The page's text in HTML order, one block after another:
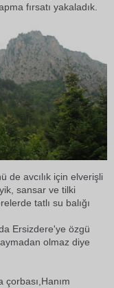
fırsatı yakaladık.
de avcılık için elverişli
sansar ve tilki
tatlı su balığı
Ersizdere'ye özgü
olmaz diye
çorbası,Hanım